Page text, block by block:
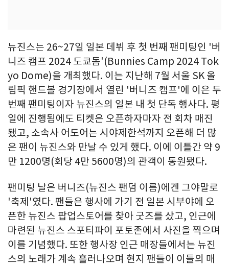
뉴진스는 26~27일 일본 데뷔 후 첫 번째 팬미팅인 '버
니즈 캠프 2024 도쿄돔'(Bunnies Camp 2024 Tok
yo Dome)을 개최했다. 이는 지난해 7월 서울 SK 올
림픽 핸드볼 경기장에서 열린 '버니즈 캠프'에 이은 두
번째 팬미팅이자 뉴진스의 일본 내 첫 단독 행사다. 평
일에 진행됨에도 티켓은 오픈하자마자 전 회차 매진
됐고, 소속사 어도어는 시야제한석까지 오픈해 더 많
은 팬이 뉴진스와 만날 수 있게 했다. 이에 이틀간 약 9
만 1200명(회당 4만 5600명)의 관객이 동원됐다.
팬미팅 날은 버니즈(뉴진스 팬덤 이름)에겐 그야말로
'축제'였다. 팬들은 행사에 가기 전 일본 시부야에 오
픈한 뉴진스 팝업스토어를 찾아 굿즈를 샀고, 인근에
마련된 뉴진스 스포티파이 포토존에서 사진을 찍으며
이를 기념했다. 또한 행사장 인근 매장들에서는 뉴진
스의 노래가 계속 흘러나오며 현지 팬들이 이들의 매